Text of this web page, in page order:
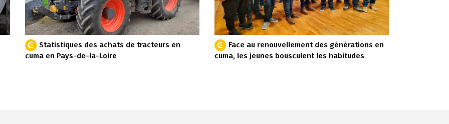
Statistiques des achats de tracteurs en
cuma en Pays-de-la-Loire
Face au renouvellement des générations en
cuma, les jeunes bousculent les habitudes